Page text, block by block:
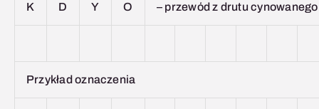
K D Y O – przewód z drutu cynowanego
Przykład oznaczenia